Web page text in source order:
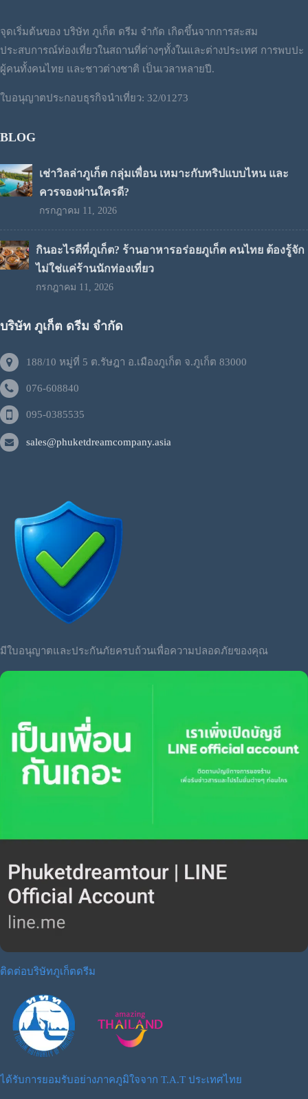
จุดเริ่มต้นของ บริษัท ภูเก็ต ดรีม จำกัด เกิดขึ้นจากการสะสม
ประสบการณ์ท่องเที่ยวในสถานที่ต่างๆทั้งในและต่างประเทศ การพบปะ
ผู้คนทั้งคนไทย และชาวต่างชาติ เป็นเวลาหลายปี.
ใบอนุญาตประกอบธุรกิจนำเที่ยว: 32/01273
BLOG
เช่าวิลล่าภูเก็ต กลุ่มเพื่อน เหมาะกับทริปแบบไหน และ
ควรจองผ่านใครดี?
กรกฎาคม 11, 2026
กินอะไรดีที่ภูเก็ต? ร้านอาหารอร่อยภูเก็ต คนไทย ต้องรู้จัก
ไม่ใช่แค่ร้านนักท่องเที่ยว
กรกฎาคม 11, 2026
บริษัท ภูเก็ต ดรีม จำกัด
188/10 หมู่ที่ 5 ต.รัษฎา อ.เมืองภูเก็ต จ.ภูเก็ต 83000
076-608840
095-0385535
sales@phuketdreamcompany.asia
มีใบอนุญาตและประกันภัยครบถ้วนเพื่อความปลอดภัยของคุณ
ติดต่อบริษัทภูเก็ตดรีม
ได้รับการยอมรับอย่างภาคภูมิใจจาก T.A.T ประเทศไทย